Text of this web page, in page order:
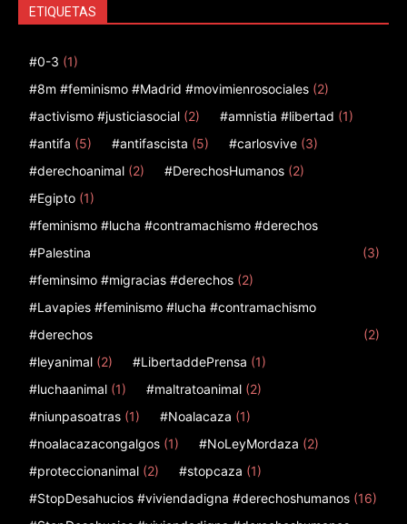
ETIQUETAS
#0-3 (1)
#8m #feminismo #Madrid #movimienrosociales (2)
#activismo #justiciasocial (2) #amnistia #libertad (1)
#antifa (5) #antifascista (5) #carlosvive (3)
#derechoanimal (2) #DerechosHumanos (2)
#Egipto (1)
#feminismo #lucha #contramachismo #derechos
#Palestina
(3)
#feminsimo #migracias #derechos (2)
#Lavapies #feminismo #lucha #contramachismo
#derechos
(2)
#leyanimal (2) #LibertaddePrensa (1)
#luchaanimal (1) #maltratoanimal (2)
#niunpasoatras (1) #Noalacaza (1)
#noalacazacongalgos (1) #NoLeyMordaza (2)
#proteccionanimal (2) #stopcaza (1)
#StopDesahucios #viviendadigna #derechoshumanos (16)